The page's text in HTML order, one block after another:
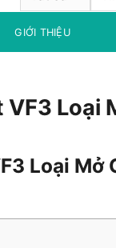
GIỚI THIỆU
Loại
Loại Mở